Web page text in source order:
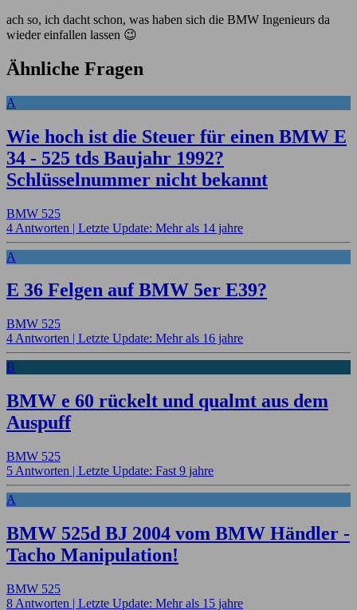
ach so, ich dacht schon, was haben sich die BMW Ingenieurs da
wieder einfallen lassen 😉
Ähnliche Fragen
A
Wie hoch ist die Steuer für einen BMW E
34 - 525 tds Baujahr 1992?
Schlüsselnummer nicht bekannt
BMW 525
4 Antworten | Letzte Update: Mehr als 14 jahre
A
E 36 Felgen auf BMW 5er E39?
BMW 525
4 Antworten | Letzte Update: Mehr als 16 jahre
B
BMW e 60 rückelt und qualmt aus dem
Auspuff
BMW 525
5 Antworten | Letzte Update: Fast 9 jahre
A
BMW 525d BJ 2004 vom BMW Händler -
Tacho Manipulation!
BMW 525
8 Antworten | Letzte Update: Mehr als 15 jahre